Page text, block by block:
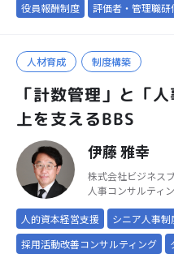
役員報酬制度
評価者・管理職研
人材育成 制度構築
「計数管理」と「
上を支えるBBS
伊藤 雅幸
株式会社ビジネス
人事コンサルティ
人的資本経営支援
シニア人事制
採用活動改善コンサルティング